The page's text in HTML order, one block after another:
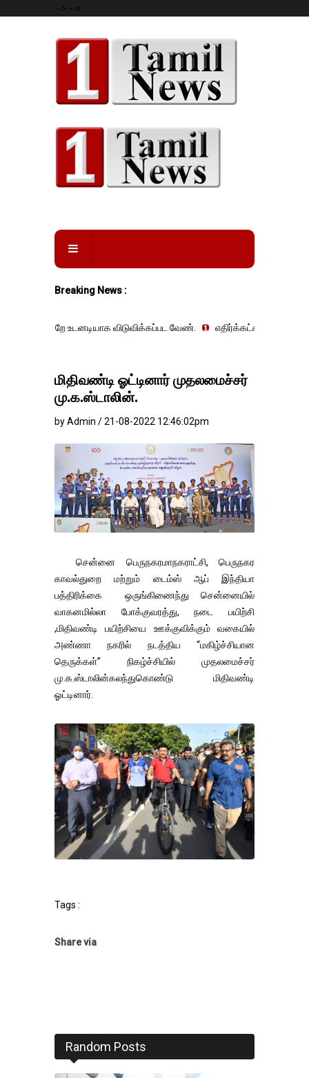
--> -->
Breaking News :
உடனடியாக விடுவிக்கப்பட வேண். எதிர்க்கட்சித் தலைவர் உதயநிதி
மிதிவண்டி ஓட்டினார் முதலமைச்சர்
மு.க.ஸ்டாலின்.
by Admin / 21-08-2022 12:46:02pm
சென்னை பெருநகரமாநகராட்சி, பெருநகர
காவல்துறை மற்றும் டைம்ஸ் ஆப் இந்தியா
பத்திரிக்கை ஒருங்கிணைந்து சென்னையில்
வாகனமில்லா போக்குவரத்து, நடை பயிற்சி
,மிதிவண்டி பயிற்சியை ஊக்குவிக்கும் வகையில்
அண்ணா நகரில் நடத்திய “மகிழ்ச்சியான
தெருக்கள்” நிகழ்ச்சியில் முதலமைச்சர்
மு.க.ஸ்டாலின்கலந்துகொண்டு மிதிவண்டி
ஓட்டினார்.
Tags :
Share via
Random Posts